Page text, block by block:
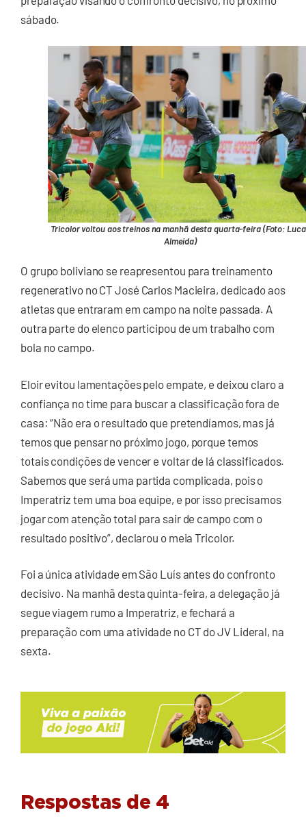
sábado.
Tricolor voltou aos treinos na manhã desta quarta-feira (Foto:
Almeida)
O grupo boliviano se reapresentou para treinamento
regenerativo no CT José Carlos Macieira, dedicado aos
atletas que entraram em campo na noite passada. A
outra parte do elenco participou de um trabalho com
bola no campo.
Eloir evitou lamentações pelo empate, e deixou claro a
confiança no time para buscar a classificação fora de
casa: “Não era o resultado que pretendíamos, mas já
temos que pensar no próximo jogo, porque temos
totais condições de vencer e voltar de lá classificados.
Sabemos que será uma partida complicada, pois o
Imperatriz tem uma boa equipe, e por isso precisamos
jogar com atenção total para sair de campo com o
resultado positivo”, declarou o meia Tricolor.
Foi a única atividade em São Luís antes do confronto
decisivo. Na manhã desta quinta-feira, a delegação já
segue viagem rumo a Imperatriz, e fechará a
preparação com uma atividade no CT do JV Lideral, na
sexta.
Respostas de 4